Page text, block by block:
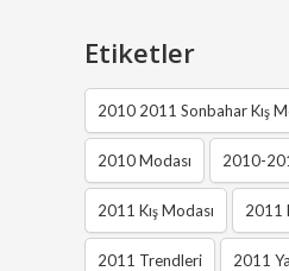
Etiketler
2010 2011 Sonbahar Kış
2010 Modası 2010-
2011 Kış Modası 2011
2011 Trendleri 2011